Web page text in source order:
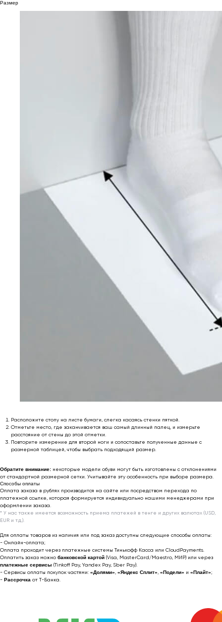
Размер
Расположите стопу на листе бумаги, слегка касаясь стенки пяткой.
Отметьте место, где заканчивается ваш самый длинный палец, и измерьте
расстояние от стены до этой отметки.
Повторите измерение для второй ноги и сопоставьте полученные данные с
размерной таблицей, чтобы выбрать подходящий размер.
Обратите внимание: некоторые модели обуви могут быть изготовлены с отклонениями
от стандартной размерной сетки. Учитывайте эту особенность при выборе размера.
Способы оплаты
Оплата заказа в рублях производится на сайте или посредством перехода по
платежной ссылке, которая формируется индивидуально нашими менеджерами при
оформлении заказа.
* У нас также имеется возможность приема платежей в тенге и других валютах (USD,
EUR и т.д.).
Для оплаты товаров из наличия или под заказ доступны следующие способы оплаты:
- Онлайн-оплата;
Оплата проходит через платежные системы Тинькофф Касса или CloudPayments.
Оплатить заказ можно банковской картой (Visa, MasterCard/Maestro, МИР) или через
платежные сервисы (Tinkoff Pay, Yandex Pay, Sber Pay).
- Сервисы оплаты покупок частями: «Долями», «Яндекс Сплит», «Подели» и «Плайт»;
- Рассрочка от T-Банка.
Онлайн заявка
support@outfit-item.ru
Для покупателей
business@outfit-item.ru
По вопросам сотрудничества
📩 Узнавайте первыми о новинках и акциях
Женщинам
Мужчинам
Я соглашаюсь получать рекламные
рассылки на условияхоферты и
политики конфиденциальности